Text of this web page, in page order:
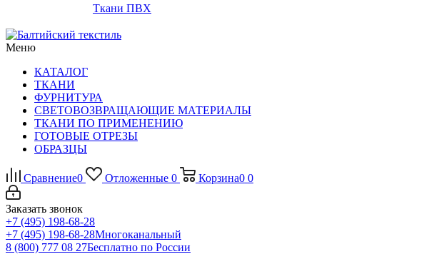
Ткани ПВХ
Меню
КАТАЛОГ
ТКАНИ
ФУРНИТУРА
СВЕТОВОЗВРАЩАЮЩИЕ МАТЕРИАЛЫ
ТКАНИ ПО ПРИМЕНЕНИЮ
ГОТОВЫЕ ОТРЕЗЫ
ОБРАЗЦЫ
Сравнение0 Отложенные 0 Корзина0 0
Заказать звонок
+7 (495) 198-68-28
+7 (495) 198-68-28Многоканальный
8 (800) 777 08 27Бесплатно по России